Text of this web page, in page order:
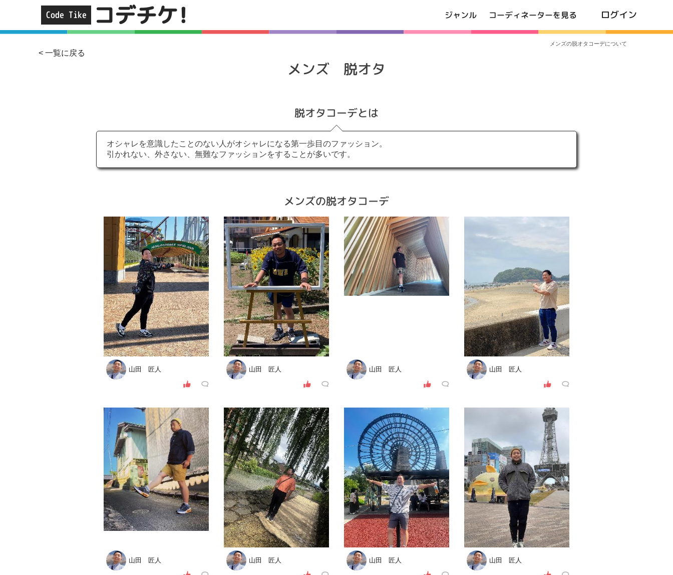
Code Tike コデチケ! ログイン
ジャンル コーディネーターを見る
メンズの脱オタコーデについて
< 一覧に戻る
メンズ 脱オタ
脱オタコーデとは
オシャレを意識したことのない人がオシャレになる第一歩目のファッション。
引かれない、外さない、無難なファッションをすることが多いです。
メンズの脱オタコーデ
山田 匠人 山田 匠人 山田 匠人 山田 匠人
山田 匠人 山田 匠人 山田 匠人 山田 匠人